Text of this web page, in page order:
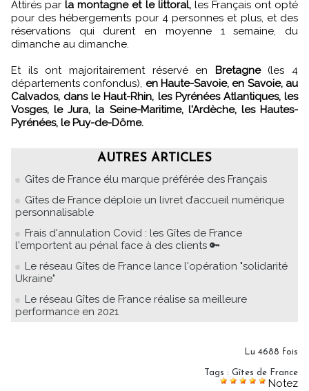
Attirés parla montagne et le littoral,les Français ont opté
pour des hébergements pour 4 personnes et plus, et des
réservations qui durent en moyenne 1 semaine, du
dimanche au dimanche.
Et ils ont majoritairement réservé en Bretagne(les 4
départements confondus), en Haute-Savoie, en Savoie, au
Calvados, dans le Haut-Rhin, les Pyrénées Atlantiques, les
Vosges, le Jura, la Seine-Maritime, l'Ardèche, les Hautes-
Pyrénées, le Puy-de-Dôme.
AUTRES ARTICLES
Gîtes de France élu marque préférée des Français
Gîtes de France déploie un livret d’accueil numérique
personnalisable
Frais d'annulation Covid : les Gîtes de France
l'emportent au pénal face à des clients 🔑
Le réseau Gîtes de France lance l'opération "solidarité
Ukraine"
Le réseau Gîtes de France réalise sa meilleure
performance en 2021
Lu 4688 fois
Tags : Gîtes de France
Notez